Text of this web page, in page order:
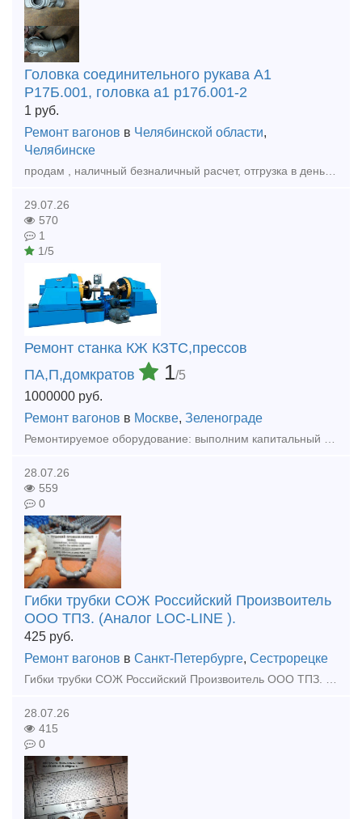
Головка соединительного рукава А1
Р17Б.001, головка а1 р17б.001-2
1 руб.
Ремонт вагонов в Челябинской области,
Челябинске
продам , наличный безналичный расчет, отгрузка в день оплаты , доставка любой транспортной по РФ и КЗ, Головка соединительного рукава А1 Р17Б.001 головка а1 р17б.001-2 ,а так же другеи запчасти
29.07.26
570
1
1/5
Ремонт станка КЖ КЗТС,прессов
ПА,П,домкратов
1/5
1000000 руб.
Ремонт вагонов в Москве, Зеленограде
Ремонтируемое оборудование: выполним капитальный ремонт колёсотокарных (мод. КЖ1842, КЖ1843, UGB-150 ,UBB112ф3, осетокарные 1833, и колёсофрезерных КЖ-20,1836М.10 КЗТС, UBC-150, UBC-130, UBC-125 с Ч
28.07.26
559
0
Гибки трубки СОЖ Российский Произвоитель
ООО ТПЗ. (Аналог LOC-LINE ).
425 руб.
Ремонт вагонов в Санкт-Петербурге, Сестрорецке
Гибки трубки СОЖ Российский Произвоитель ООО ТПЗ. (Аналог LOC-LINE ). Всегда в наличии! Тульский Промышленный Завод производит универсальные гибкие сегментоно-шарнирные трубки для подачи охлажадающ
28.07.26
415
0